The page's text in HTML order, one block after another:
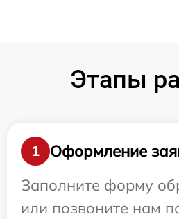
Этапы
1
Оформление
Заполните форму
или позвоните нам